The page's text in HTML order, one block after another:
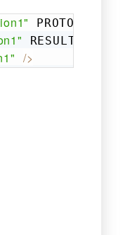
PROTOCOLTYPE
RESULTDATASET
/>
Copy